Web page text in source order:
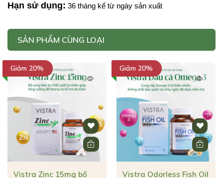
Hạn sử dụng: 36 tháng kể từ ngày sản xuất
SẢN PHẨM CÙNG LOẠI
Vistra Zinc 15mg bổ
Giảm 20%
Vistra Odorless Fish Oil
Giảm 20%